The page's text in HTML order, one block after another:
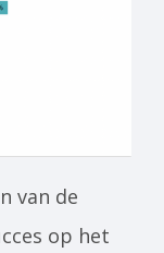
van de
op het